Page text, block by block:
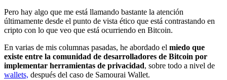
Pero hay algo que me está llamando bastante la atención
últimamente desde el punto de vista ético que está contrastando en
cripto con lo que veo que está ocurriendo en Bitcoin.
En varias de mis columnas pasadas, he abordado el miedo que
existe entre la comunidad de desarrolladores de Bitcoin por
implementar herramientas de privacidad, sobre todo a nivel de
wallets, después del caso de Samourai Wallet.